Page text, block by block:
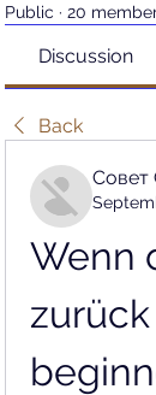
Public · 20
Discussion
Back
Совет
Wenn